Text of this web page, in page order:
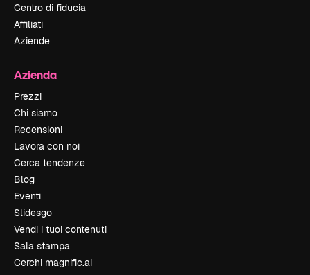
Centro di fiducia
Affiliati
Aziende
Azienda
Prezzi
Chi siamo
Recensioni
Lavora con noi
Cerca tendenze
Blog
Eventi
Slidesgo
Vendi i tuoi contenuti
Sala stampa
Cerchi magnific.ai